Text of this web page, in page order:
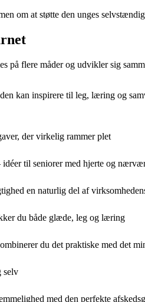
om at støtte den unges
på flere måder og udvikler sig
kan inspirere til leg, læring og
der virkelig rammer plet
idéer til seniorer med hjerte og
en naturlig del af
du både glæde, leg og læring
du det praktiske med det
selv
med den perfekte